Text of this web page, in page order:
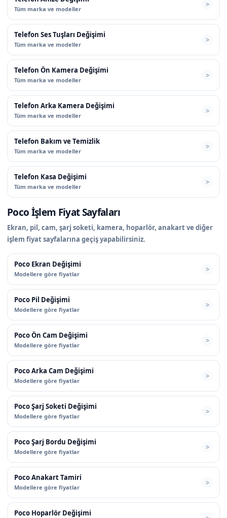
Tüm marka ve modeller
Telefon Ses Tuşları Değişimi
Tüm marka ve modeller
Telefon Ön Kamera Değişimi
Tüm marka ve modeller
Telefon Arka Kamera Değişimi
Tüm marka ve modeller
Telefon Bakım ve Temizlik
Tüm marka ve modeller
Telefon Kasa Değişimi
Tüm marka ve modeller
Poco İşlem Fiyat Sayfaları
Ekran, pil, cam, şarj soketi, kamera, hoparlör, anakart ve diğer
işlem fiyat sayfalarına geçiş yapabilirsiniz.
Poco Ekran Değişimi
Modellere göre fiyatlar
Poco Pil Değişimi
Modellere göre fiyatlar
Poco Ön Cam Değişimi
Modellere göre fiyatlar
Poco Arka Cam Değişimi
Modellere göre fiyatlar
Poco Şarj Soketi Değişimi
Modellere göre fiyatlar
Poco Şarj Bordu Değişimi
Modellere göre fiyatlar
Poco Anakart Tamiri
Modellere göre fiyatlar
Poco Hoparlör Değişimi